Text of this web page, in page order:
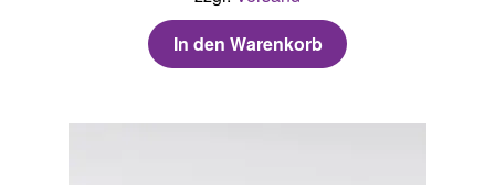
In den Warenkorb